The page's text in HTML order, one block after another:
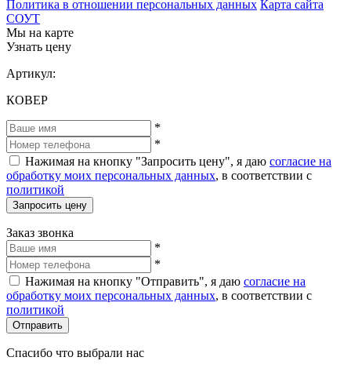
Политика в отношении персональных данных Карта сайта
СОУТ
Мы на карте
Узнать цену
Артикул:
КОВЕР
*
*
Нажимая на кнопку "Запросить цену", я даю согласие на
обработку моих персональных данных, в соответствии с
политикой
Запросить цену
Заказ звонка
*
*
Нажимая на кнопку "Отправить", я даю согласие на
обработку моих персональных данных, в соответствии с
политикой
Отправить
Спасибо что выбрали нас